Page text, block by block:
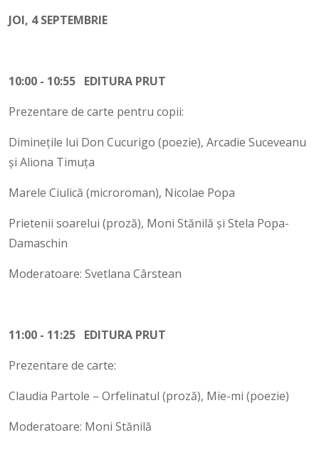
JOI, 4 SEPTEMBRIE
10:00 - 10:55 EDITURA PRUT
Prezentare de carte pentru copii:
Diminețile lui Don Cucurigo (poezie), Arcadie Suceveanu
și Aliona Timuța
Marele Ciulică (microroman), Nicolae Popa
Prietenii soarelui (proză), Moni Stănilă și Stela Popa-
Damaschin
Moderatoare: Svetlana Cârstean
11:00 - 11:25 EDITURA PRUT
Prezentare de carte:
Claudia Partole – Orfelinatul (proză), Mie-mi (poezie)
Moderatoare: Moni Stănilă